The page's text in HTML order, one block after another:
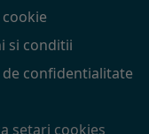
si conditii
de confidentialitate
setari cookies